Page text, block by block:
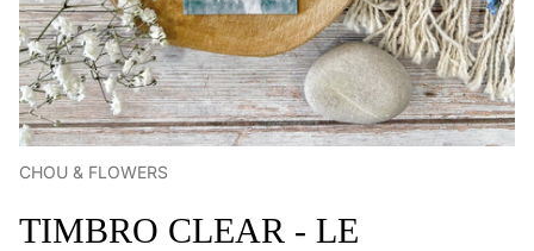
CHOU & FLOWERS
TIMBRO CLEAR - LE